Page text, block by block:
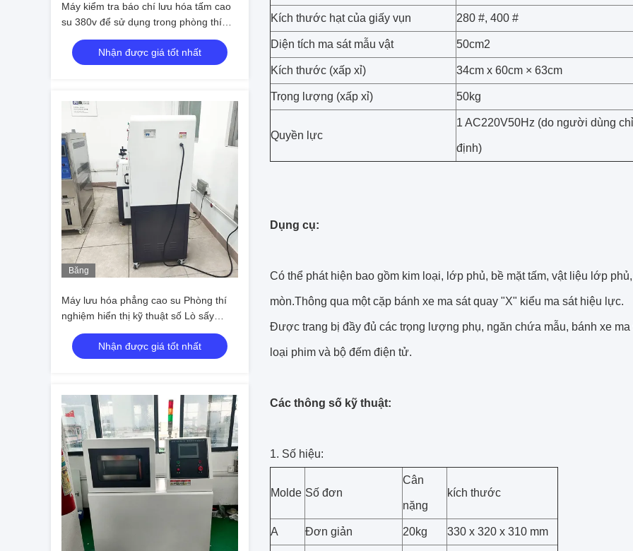
Máy kiểm tra báo chí lưu hóa tấm cao
su 380v để sử dụng trong phòng thí
nghiệm
Nhận được giá tốt nhất
Băng
Máy lưu hóa phẳng cao su Phòng thí
nghiệm hiển thị kỹ thuật số Lò sấy
chân không 10Ton
Nhận được giá tốt nhất
Kích thước hạt của giấy vụn 280 #, 400 #
Diện tích ma sát mẫu vật 50cm2
Kích thước (xấp xỉ) 34cm x 60cm × 63cm
Trọng lượng (xấp xỉ) 50kg
Quyền lực
1 AC220V50Hz (do người dùng chỉ
định)
Dụng cụ:
Có thể phát hiện bao gồm kim loại, lớp phủ, bề mặt tấm, vật liệu lớp
mòn.Thông qua một cặp bánh xe ma sát quay "X" kiểu ma sát hiệu lực.
Được trang bị đầy đủ các trọng lượng phụ, ngăn chứa mẫu, bánh xe
loại phim và bộ đếm điện tử.
Các thông số kỹ thuật:
1. Số hiệu:
Molde Số đơn
Cân
nặng
kích thước
A Đơn giản 20kg 330 x 320 x 310 mm